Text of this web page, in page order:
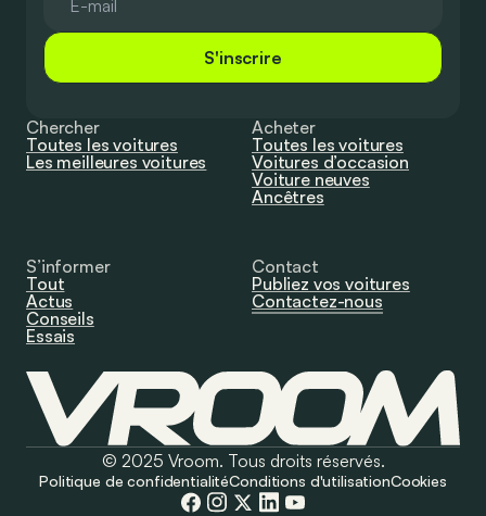
S'inscrire
Chercher
Toutes les voitures
Les meilleures voitures
Acheter
Toutes les voitures
Voitures d’occasion
Voiture neuves
Ancêtres
S’informer
Tout
Actus
Conseils
Essais
Contact
Publiez vos voitures
Contactez-nous
© 2025 Vroom. Tous droits réservés.
Politique de confidentialitéConditions d'utilisationCookies